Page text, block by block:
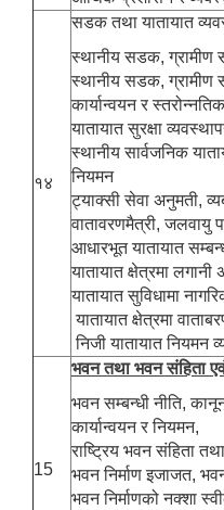
१४
सडक तथा यातायात
स्थानीय सडक, ग्रामीण
स्थानीय सडक, ग्रामीण
कार्यान्वयन र
यातायात सुरक्षा
स्थानीय सार्वजनिक
नियमन
ट्याक्सी सेवा अनुमती,
वातावरणमैत्री, जलवायु
आधारभूत यातायात
यातायात क्षेत्रमा लगानी
यातायात सुविधामा
यातायात क्षेत्रमा
निजी यातायात नियमन
15
भवन तथा भवन संहिता
भवन सम्बन्धी नीति,
कार्यान्वयन र नियमन,
राष्ट्रिय भवन संहिता
भवन निर्माण इजाजत,
भवन निर्माणको नक्शा